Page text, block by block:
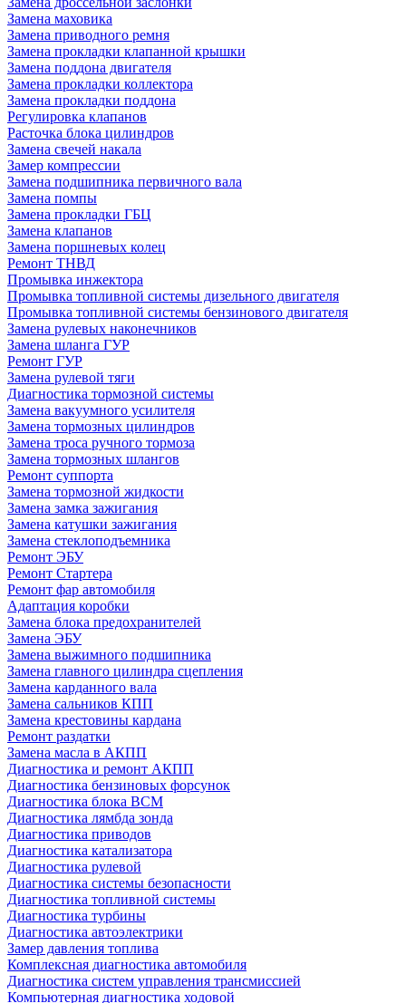
Замена маховика
Замена приводного ремня
Замена прокладки клапанной крышки
Замена поддона двигателя
Замена прокладки коллектора
Замена прокладки поддона
Регулировка клапанов
Расточка блока цилиндров
Замена свечей накала
Замер компрессии
Замена подшипника первичного вала
Замена помпы
Замена прокладки ГБЦ
Замена клапанов
Замена поршневых колец
Ремонт ТНВД
Промывка инжектора
Промывка топливной системы дизельного двигателя
Промывка топливной системы бензинового двигателя
Замена рулевых наконечников
Замена шланга ГУР
Ремонт ГУР
Замена рулевой тяги
Диагностика тормозной системы
Замена вакуумного усилителя
Замена тормозных цилиндров
Замена троса ручного тормоза
Замена тормозных шлангов
Ремонт суппорта
Замена тормозной жидкости
Замена замка зажигания
Замена катушки зажигания
Замена стеклоподъемника
Ремонт ЭБУ
Ремонт Стартера
Ремонт фар автомобиля
Адаптация коробки
Замена блока предохранителей
Замена ЭБУ
Замена выжимного подшипника
Замена главного цилиндра сцепления
Замена карданного вала
Замена сальников КПП
Замена крестовины кардана
Ремонт раздатки
Замена масла в АКПП
Диагностика и ремонт АКПП
Диагностика бензиновых форсунок
Диагностика блока BCM
Диагностика лямбда зонда
Диагностика приводов
Диагностика катализатора
Диагностика рулевой
Диагностика системы безопасности
Диагностика топливной системы
Диагностика турбины
Диагностика автоэлектрики
Замер давления топлива
Комплексная диагностика автомобиля
Диагностика систем управления трансмиссией
Компьютерная диагностика ходовой